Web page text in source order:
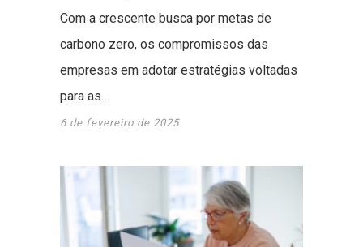
Com a crescente busca por metas de
carbono zero, os compromissos das
empresas em adotar estratégias voltadas
para as…
6 de fevereiro de 2025